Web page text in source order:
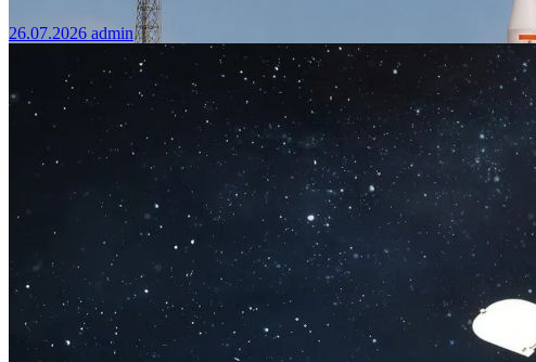
26.07.2026 admin